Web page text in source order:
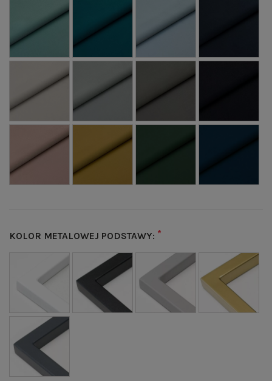
KOLOR METALOWEJ PODSTAWY: *